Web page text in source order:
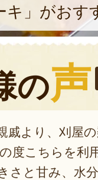
キ」がおす
の声
戚より、刈屋
度こちらを利
さと甘み、水